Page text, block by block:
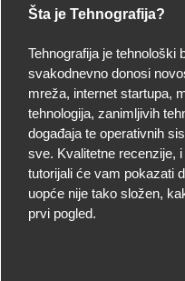
Šta je Tehnografija?
Tehnografija je tehnološki
svakodnevno donosi
mreža, internet startupa,
tehnologija, zanimljivih
događaja te operativnih
sve. Kvalitetne recenzije,
tutorijali će vam pokazati
uopće nije tako složen,
prvi pogled.